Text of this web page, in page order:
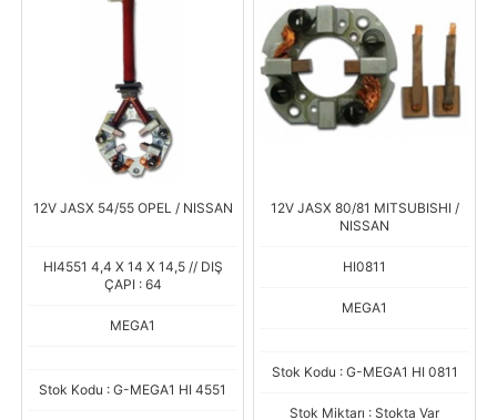
12V JASX 54/55 OPEL / NISSAN
HI4551 4,4 X 14 X 14,5 // DIŞ
ÇAPI : 64
MEGA1
Stok Kodu : G-MEGA1 HI 4551
12V JASX 80/81 MITSUBISHI /
NISSAN
HI0811
MEGA1
Stok Kodu : G-MEGA1 HI 0811
Stok Miktarı : Stokta Var